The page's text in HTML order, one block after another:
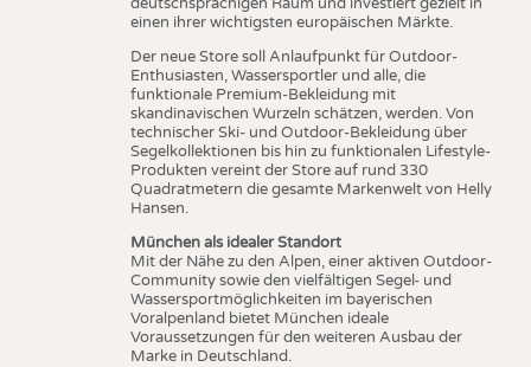
einen ihrer wichtigsten europäischen Märkte.
Der neue Store soll Anlaufpunkt für Outdoor-
Enthusiasten, Wassersportler und alle, die
funktionale Premium-Bekleidung mit
skandinavischen Wurzeln schätzen, werden. Von
technischer Ski- und Outdoor-Bekleidung über
Segelkollektionen bis hin zu funktionalen Lifestyle-
Produkten vereint der Store auf rund 330
Quadratmetern die gesamte Markenwelt von Helly
Hansen.
München als idealer Standort
Mit der Nähe zu den Alpen, einer aktiven Outdoor-
Community sowie den vielfältigen Segel- und
Wassersportmöglichkeiten im bayerischen
Voralpenland bietet München ideale
Voraussetzungen für den weiteren Ausbau der
Marke in Deutschland.